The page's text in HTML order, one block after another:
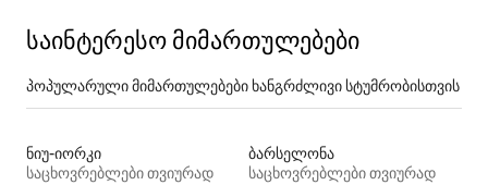
საინტერესო მიმართულებები
პოპულარული მიმართულებები ხანგრძლივი სტუმრობისთვის
ნიუ-იორკი
საცხოვრებლები თვიურად
ბარსელონა
საცხოვრებლები თვიურად